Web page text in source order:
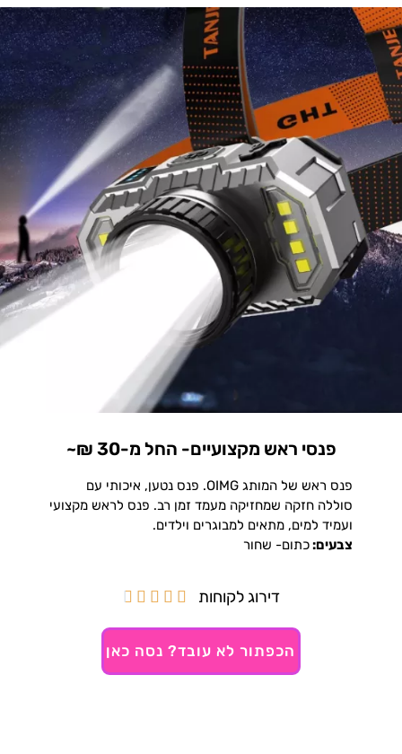
פנסי ראש מקצועיים- החל מ-30 ₪~
פנס ראש של המותג OIMG. פנס נטען, איכותי עם
סוללה חזקה שמחזיקה מעמד זמן רב. פנס לראש מקצועי
ועמיד למים, מתאים למבוגרים וילדים.
צבעים:כתום- שחור
דירוג לקוחות 




הכפתור לא עובד? נסה כאן